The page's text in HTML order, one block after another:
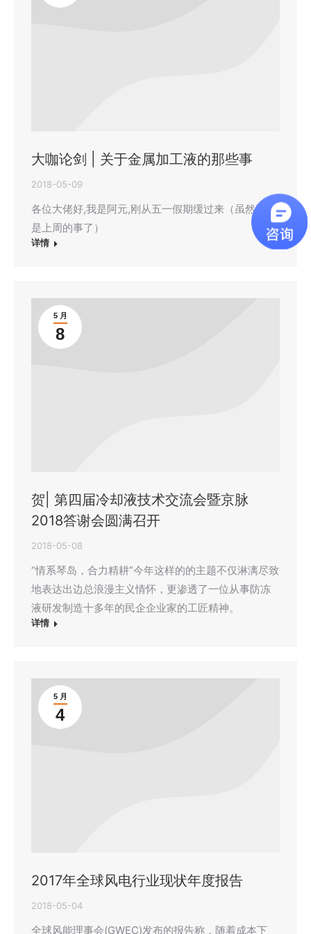
大咖论剑 | 关于金属加工液的那些事
2018-05-09
各位大佬好,我是阿元,刚从五一假期缓过来（虽然已经
是上周的事了）
详情
5 月
8
贺| 第四届冷却液技术交流会暨京脉
2018答谢会圆满召开
2018-05-08
“情系琴岛，合力精耕”今年这样的的主题不仅淋漓尽致
地表达出边总浪漫主义情怀，更渗透了一位从事防冻
液研发制造十多年的民企企业家的工匠精神。
详情
5 月
4
2017年全球风电行业现状年度报告
2018-05-04
全球风能理事会(GWEC)发布的报告称，随着成本下